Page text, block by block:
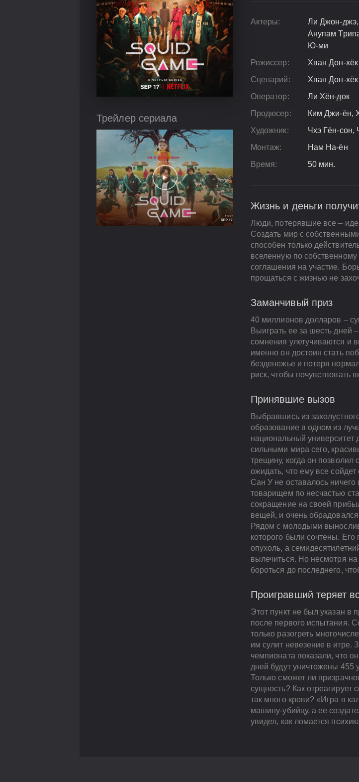
Трейлер сериала
Актеры:
Ли Джон-джэ,
Анупам
Ю-ми
Режиссер:
Хван Дон-хёк
Сценарий:
Хван Дон-хёк
Оператор:
Ли Хён-док
Продюсер:
Ким Джи-ён,
Художник:
Чхэ Гён-сон,
Монтаж:
Нам На-ён
Время:
50 мин.
Жизнь и деньги
Люди, потерявшие все –
Создать мир с
способен только
вселенную по
соглашения на участие.
прощаться с жизнью не
Заманчивый приз
40 миллионов долларов –
Выиграть ее за шесть дней
сомнения улетучиваются и
именно он достоин стать
безденежье и потеря
риск, чтобы почувствовать
Принявшие вызов
Выбравшись из
образование в одном из
национальный
сильными мира сего,
трещину, когда он позволил
ожидать, что ему все
Сан У не оставалось ничего
товарищем по несчастью
сокращение на своей
вещей, и очень
Рядом с молодыми
которого были сочтены. Его
опухоль, а
вылечиться. Но несмотря
бороться до последнего,
Проигравший теряет
Этот пункт не был указан в
после первого испытания.
только разогреть
им сулит невезение в игре.
чемпионата показали, что
дней будут уничтожены 455
Только сможет ли
сущность? Как отреагирует
так много крови? «Игра в
машину-убийцу, а ее
увидел, как ломается